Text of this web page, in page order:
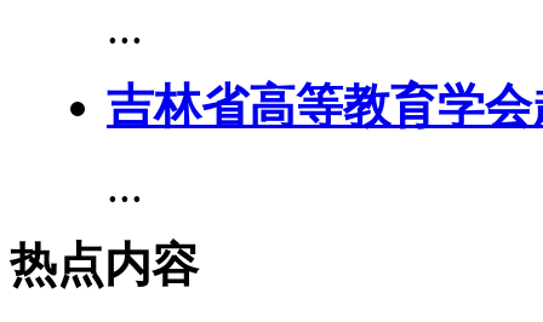
...
吉林省高等教育学
...
热点内容